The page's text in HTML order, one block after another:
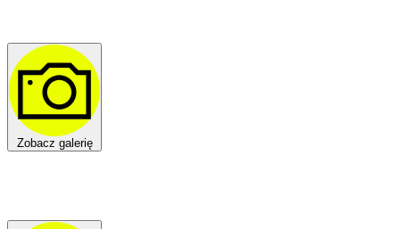
Zobacz galerię